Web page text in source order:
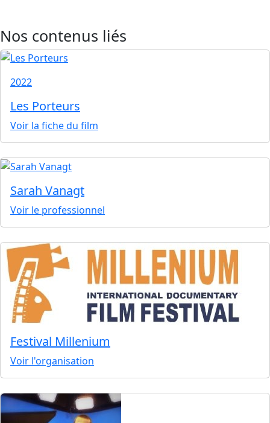
Nos contenus liés
2022
Les Porteurs
Voir la fiche du film
Sarah Vanagt
Voir le professionnel
Festival Millenium
Voir l'organisation